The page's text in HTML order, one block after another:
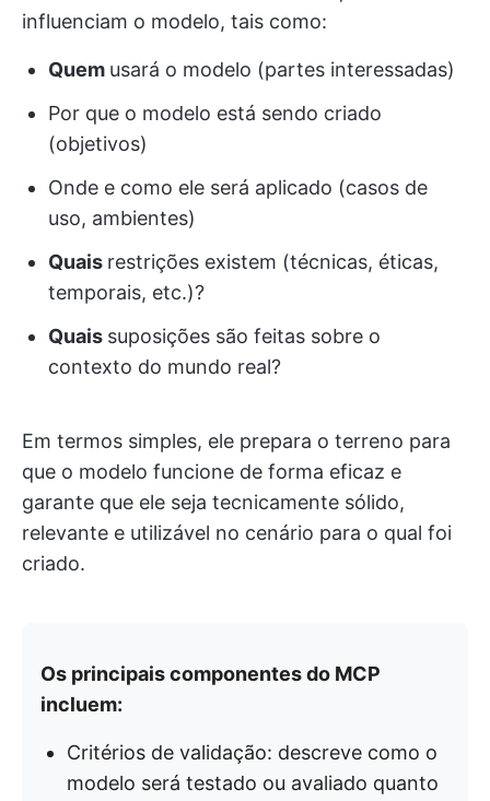
influenciam o modelo, tais como:
Quem usará o modelo (partes interessadas)
Por que o modelo está sendo criado
(objetivos)
Onde e como ele será aplicado (casos de
uso, ambientes)
Quais restrições existem (técnicas, éticas,
temporais, etc.)?
Quais suposições são feitas sobre o
contexto do mundo real?
Em termos simples, ele prepara o terreno para
que o modelo funcione de forma eficaz e
garante que ele seja tecnicamente sólido,
relevante e utilizável no cenário para o qual foi
criado.
Os principais componentes do MCP
incluem:
Critérios de validação: descreve como o
modelo será testado ou avaliado quanto